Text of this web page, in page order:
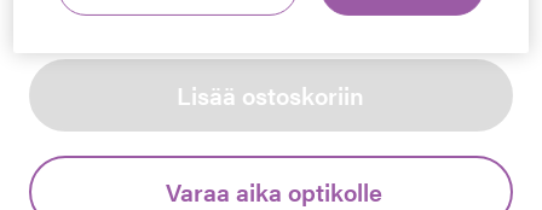
Lisää ostoskoriin
Varaa aika optikolle